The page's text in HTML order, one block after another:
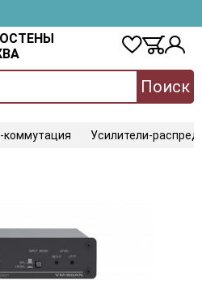
Поиск
коммутация Усилители-